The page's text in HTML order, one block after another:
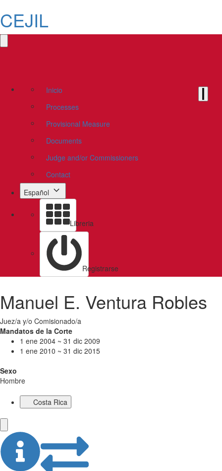
CEJIL
Inicio
Processes
Provisional Measure
Documents
Judge and/or Commissioners
Contact
Español
Libreria
Registrarse
Manuel E. Ventura Robles
Juez/a y/o Comisionado/a
Mandatos de la Corte
1 ene 2004 ~ 31 dic 2009
1 ene 2010 ~ 31 dic 2015
Sexo
Hombre
Costa Rica